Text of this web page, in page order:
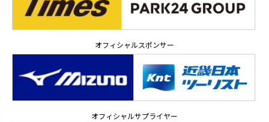
オフィシャルスポンサー
オフィシャルサプライヤー